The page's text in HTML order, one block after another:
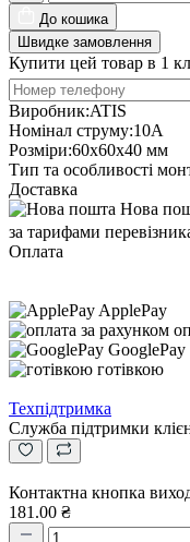
До кошика
Швидке замовлення
Купити цей товар в 1
Виробник:ATIS
Номінал струму:10А
Розміри:60x60x40 мм
Тип та особливості
Доставка
Нова
за тарифами
Оплата
ApplePay
GooglePay
готівкою
Техпідтримка
Служба підтримки
Контактна кнопка
181.00 ₴